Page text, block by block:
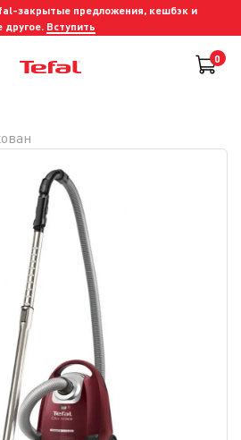
закрытые предложения, кешбэк и
другое. Вступить
0